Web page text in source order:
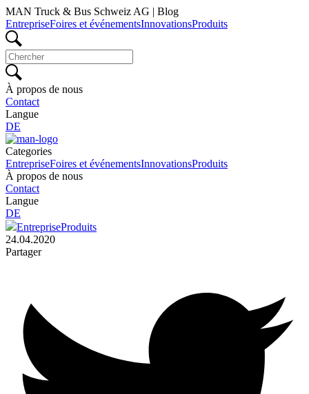
MAN Truck & Bus Schweiz AG | Blog
EntrepriseFoires et événementsInnovationsProduits
À propos de nous
Contact
Langue
DE
Categories
EntrepriseFoires et événementsInnovationsProduits
À propos de nous
Contact
Langue
DE
EntrepriseProduits
24.04.2020
Partager